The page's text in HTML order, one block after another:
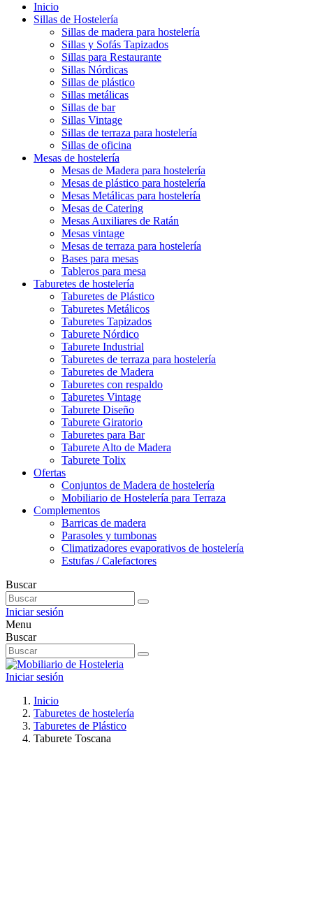
Inicio
Sillas de Hostelería
Sillas de madera para hostelería
Sillas y Sofás Tapizados
Sillas para Restaurante
Sillas Nórdicas
Sillas de plástico
Sillas metálicas
Sillas de bar
Sillas Vintage
Sillas de terraza para hostelería
Sillas de oficina
Mesas de hostelería
Mesas de Madera para hostelería
Mesas de plástico para hostelería
Mesas Metálicas para hostelería
Mesas de Catering
Mesas Auxiliares de Ratán
Mesas vintage
Mesas de terraza para hostelería
Bases para mesas
Tableros para mesa
Taburetes de hostelería
Taburetes de Plástico
Taburetes Metálicos
Taburetes Tapizados
Taburete Nórdico
Taburete Industrial
Taburetes de terraza para hostelería
Taburetes de Madera
Taburetes con respaldo
Taburetes Vintage
Taburete Diseño
Taburete Giratorio
Taburetes para Bar
Taburete Alto de Madera
Taburete Tolix
Ofertas
Conjuntos de Madera de hostelería
Mobiliario de Hostelería para Terraza
Complementos
Barricas de madera
Parasoles y tumbonas
Climatizadores evaporativos de hostelería
Estufas / Calefactores
Buscar
Iniciar sesión
Menu
Buscar
Iniciar sesión
Inicio
Taburetes de hostelería
Taburetes de Plástico
Taburete Toscana